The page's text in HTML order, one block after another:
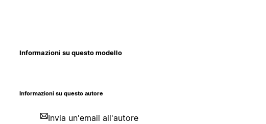
Informazioni su questo modello
Informazioni su questo autore
Invia un'email all'autore